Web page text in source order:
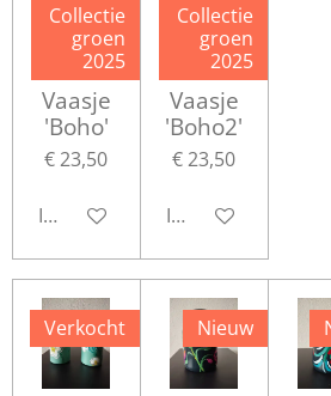
Collectie
groen
2025
Vaasje
'Boho'
€ 23,50
In winkelwagen
Collectie
groen
2025
Vaasje
'Boho2'
€ 23,50
In winkelwagen
Verkocht Nieuw